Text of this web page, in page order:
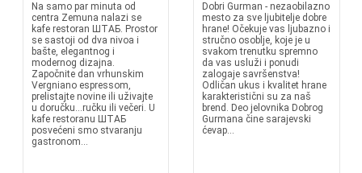
Na samo par minuta od
centra Zemuna nalazi se
kafe restoran ШТАБ. Prostor
se sastoji od dva nivoa i
bašte, elegantnog i
modernog dizajna.
Započnite dan vrhunskim
Vergniano espressom,
prelistajte novine ili uživajte
u doručku…ručku ili večeri. U
kafe restoranu ШТАБ
posvećeni smo stvaranju
gastronom...
Dobri Gurman - nezaobilazno
mesto za sve ljubitelje dobre
hrane! Očekuje vas ljubazno i
stručno osoblje, koje je u
svakom trenutku spremno
da vas usluži i ponudi
zalogaje savršenstva!
Odličan ukus i kvalitet hrane
karakteristični su za naš
brend. Deo jelovnika Dobrog
Gurmana čine sarajevski
ćevap...